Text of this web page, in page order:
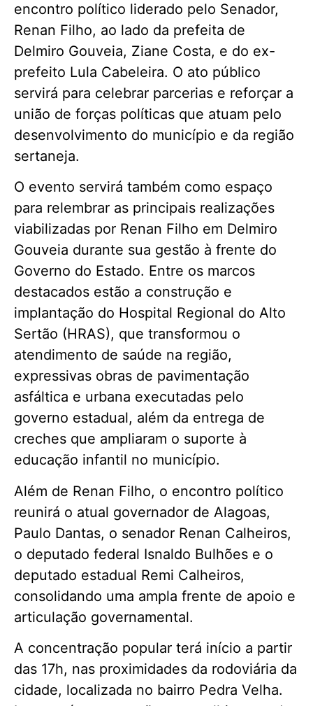
encontro político liderado pelo Senador,
Renan Filho, ao lado da prefeita de
Delmiro Gouveia, Ziane Costa, e do ex-
prefeito Lula Cabeleira. O ato público
servirá para celebrar parcerias e reforçar a
união de forças políticas que atuam pelo
desenvolvimento do município e da região
sertaneja.
O evento servirá também como espaço
para relembrar as principais realizações
viabilizadas por Renan Filho em Delmiro
Gouveia durante sua gestão à frente do
Governo do Estado. Entre os marcos
destacados estão a construção e
implantação do Hospital Regional do Alto
Sertão (HRAS), que transformou o
atendimento de saúde na região,
expressivas obras de pavimentação
asfáltica e urbana executadas pelo
governo estadual, além da entrega de
creches que ampliaram o suporte à
educação infantil no município.
Além de Renan Filho, o encontro político
reunirá o atual governador de Alagoas,
Paulo Dantas, o senador Renan Calheiros,
o deputado federal Isnaldo Bulhões e o
deputado estadual Remi Calheiros,
consolidando uma ampla frente de apoio e
articulação governamental.
A concentração popular terá início a partir
das 17h, nas proximidades da rodoviária da
cidade, localizada no bairro Pedra Velha.